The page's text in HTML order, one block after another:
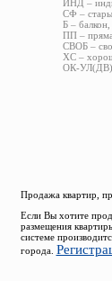
ИНД –
СФ –
Б –
ПП –
СВОБ –
ХС –
ОК-УЛ(ДВ)
Продажа квартир,
Если Вы хотите
размещения
системе
города.